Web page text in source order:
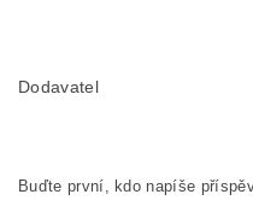
Dodavatel
Buďte první, kdo napíše